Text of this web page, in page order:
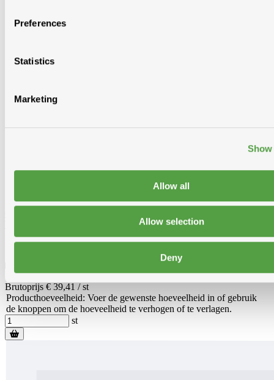
Preferences
Statistics
Marketing
Allow all
Allow selection
Deny
ZJDBVRB
Brutoprijs € 39,41 / st
Producthoeveelheid: Voer de gewenste hoeveelheid in of gebruik
de knoppen om de hoeveelheid te verhogen of te verlagen.
st